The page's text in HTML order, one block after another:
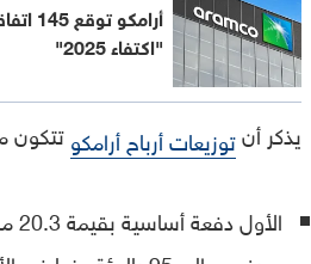
"اكتفاء 2025"
يذكر أنتوزيعات أرباح أرامكوتتكون